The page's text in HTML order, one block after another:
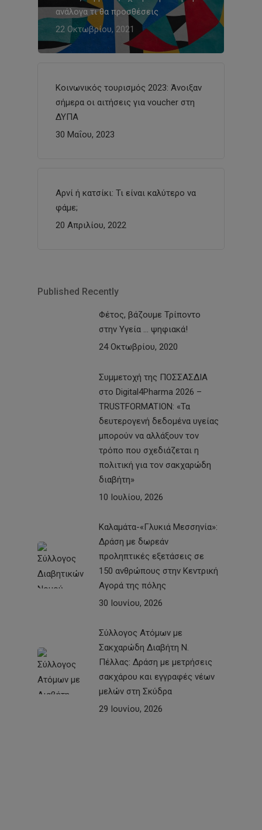
ανάλογα τι θα προσθέσεις
22 Οκτωβρίου, 2021
Κοινωνικός τουρισμός 2023: Άνοιξαν
σήμερα οι αιτήσεις για voucher στη
ΔΥΠΑ
30 Μαΐου, 2023
Αρνί ή κατσίκι: Τι είναι καλύτερο να
φάμε;
20 Απριλίου, 2022
Published Recently
Φέτος, βάζουμε Τρίποντο
στην Υγεία … ψηφιακά!
24 Οκτωβρίου, 2020
Συμμετοχή της ΠΟΣΣΑΣΔΙΑ
στο Digital4Pharma 2026 –
TRUSTFORMATION: «Τα
δευτερογενή δεδομένα υγείας
μπορούν να αλλάξουν τον
τρόπο που σχεδιάζεται η
πολιτική για τον σακχαρώδη
διαβήτη»
10 Ιουλίου, 2026
Καλαμάτα-«Γλυκιά Μεσσηνία»:
Δράση με δωρεάν
προληπτικές εξετάσεις σε
150 ανθρώπους στην Κεντρική
Αγορά της πόλης
30 Ιουνίου, 2026
Σύλλογος Ατόμων με
Σακχαρώδη Διαβήτη Ν.
Πέλλας: Δράση με μετρήσεις
σακχάρου και εγγραφές νέων
μελών στη Σκύδρα
29 Ιουνίου, 2026